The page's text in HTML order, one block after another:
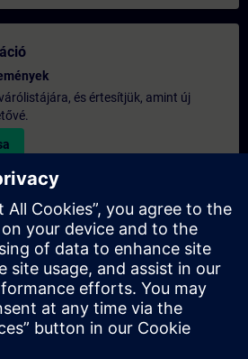
és értesítjük, amint új
vonatkozó általános listaáras
osztály számára –, kérjük,
Először meg kell adnia néhány
követően e-mailben elküldjük Önnek